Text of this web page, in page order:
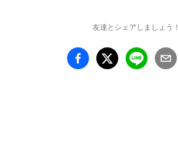
友達とシェアしましょう！